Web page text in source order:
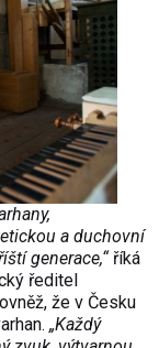
a duchovní
generace,“říká
ředitel
že v Česku
„Každý